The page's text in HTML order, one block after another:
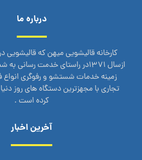
درباره ما
کارخانه قالیشویی میهن که قالیشویی
ازسال 1371در راستای خدمت رسانی
زمینه خدمات شستشو و رفوگری
تجاری با مجهزترین دستگاه های روز
کرده است .
آخرین اخبار